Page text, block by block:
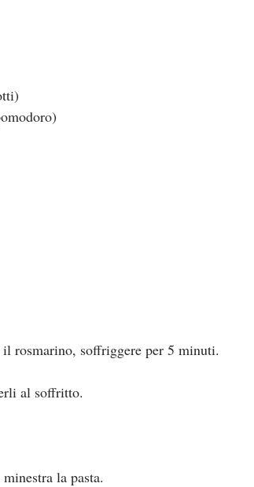
rosmarino, soffriggere per 5 minuti.
al soffritto.
la pasta.